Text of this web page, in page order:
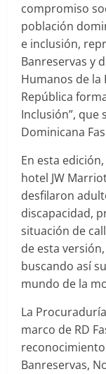
compromiso
población
e inclusión,
Banreservas y
Humanos de la
República
Inclusión”, que
Dominicana
En esta
hotel JW
desfilaron
discapacidad,
situación de
de esta
buscando así
mundo de la
La
marco de RD
Banreservas,